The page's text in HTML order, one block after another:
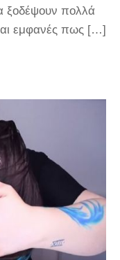
ξοδέψουν πολλά
εμφανές πως […]